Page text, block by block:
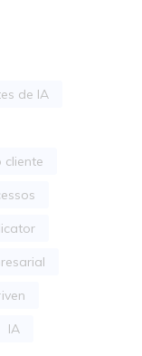
de IA
IA